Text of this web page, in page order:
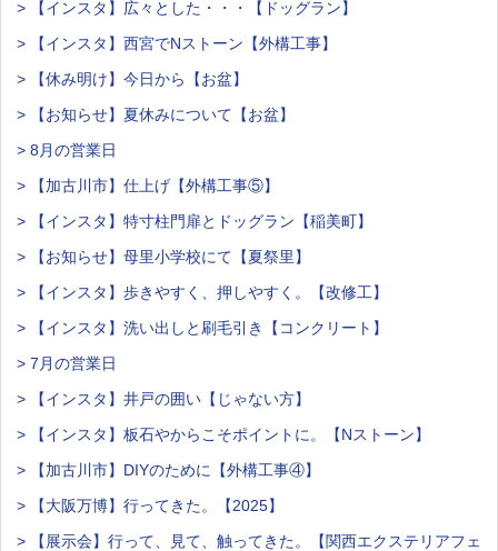
> 【インスタ】広々とした・・・【ドッグラン】
> 【インスタ】西宮でNストーン【外構工事】
> 【休み明け】今日から【お盆】
> 【お知らせ】夏休みについて【お盆】
> 8月の営業日
> 【加古川市】仕上げ【外構工事⑤】
> 【インスタ】特寸柱門扉とドッグラン【稲美町】
> 【お知らせ】母里小学校にて【夏祭里】
> 【インスタ】歩きやすく、押しやすく。【改修工】
> 【インスタ】洗い出しと刷毛引き【コンクリート】
> 7月の営業日
> 【インスタ】井戸の囲い【じゃない方】
> 【インスタ】板石やからこそポイントに。【Nストーン】
> 【加古川市】DIYのために【外構工事④】
> 【大阪万博】行ってきた。【2025】
> 【展示会】行って、見て、触ってきた。【関西エクステリアフェ